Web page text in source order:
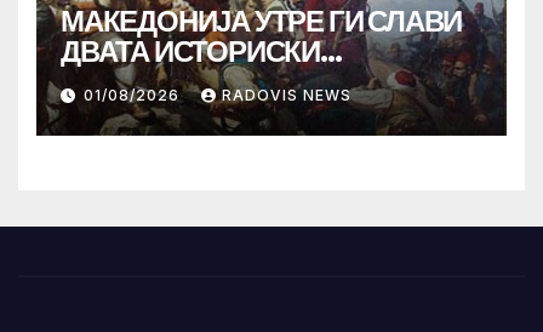
МАКЕДОНИЈА УТРЕ ГИ СЛАВИ
ДВАТА ИСТОРИСКИ
ИЛИНДЕНА!
01/08/2026 RADOVIS NEWS